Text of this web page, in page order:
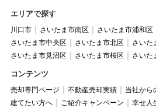
エリアで探す
川口市 さいたま市南区 さいたま市浦和区
さいたま市中央区
さいたま市北区
さいた
さいたま市見沼区
さいたま市桜区 さいた
コンテンツ
売却専門ページ 不動産売却実績
当社から
建てたい方へ
ご紹介キャンペーン
幸せ人